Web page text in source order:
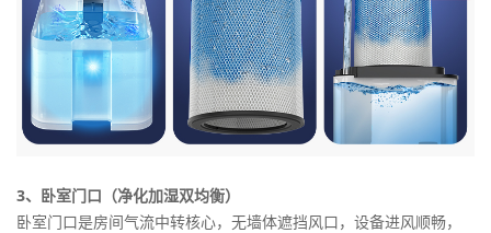
3、卧室门口（净化加湿双均衡）
卧室门口是房间气流中转核心，无墙体遮挡风口，设备进风顺畅，